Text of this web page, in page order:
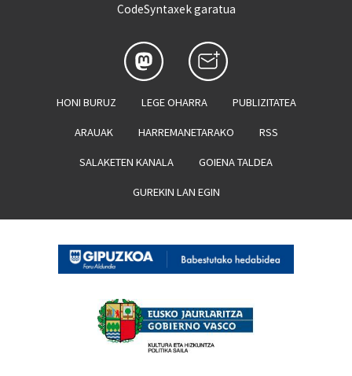
CodeSyntaxek garatua
HONI BURUZ LEGE OHARRA PUBLIZITATEA
ARAUAK HARREMANETARAKO RSS
SALAKETEN KANALA GOIENA TALDEA
GUREKIN LAN EGIN